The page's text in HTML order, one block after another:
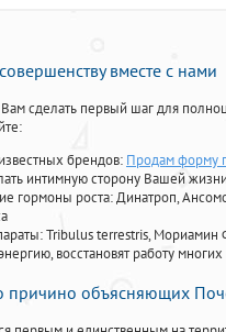
вместе с нами
сделать первый шаг для
брендов: Продам форму
интимную сторону Вашей
гормоны роста: Динатроп,
Tribulus terrestris, Мориамин
восстановят работу
причино объясняющих